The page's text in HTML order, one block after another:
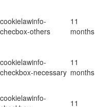
cookielawinfo-
checbox-others
11
months
cookielawinfo-
checkbox-necessary
11
months
cookielawinfo-
11